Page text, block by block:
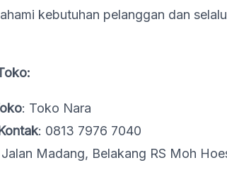
kebutuhan pelanggan dan
: Toko Nara
: 0813 7976 7040
Madang, Belakang RS Moh